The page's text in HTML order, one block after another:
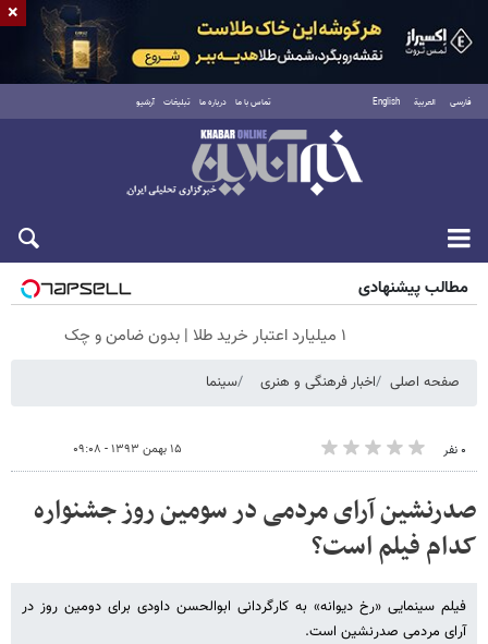
فارسی العربية English تماس با ما درباره ما تبلیغات آرشیو
شنبه ۱۷ مرداد ۱۴۰۵
مطالب پیشنهادی
۱ میلیارد اعتبار خرید طلا | بدون ضامن و چک
صفحه اصلی اخبار فرهنگی و هنری سینما
۰ نفر ۱۵ بهمن ۱۳۹۳ - ۰۹:۰۸
صدرنشین آرای مردمی در سومین روز جشنواره
کدام فیلم است؟
فیلم سینمایی «رخ دیوانه» به کارگردانی ابوالحسن داودی برای دومین روز در
آرای مردمی صدرنشین است.
×